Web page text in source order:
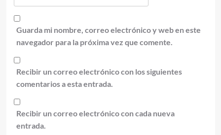
Guarda mi nombre, correo electrónico y web en este
navegador para la próxima vez que comente.
Recibir un correo electrónico con los siguientes
comentarios a esta entrada.
Recibir un correo electrónico con cada nueva
entrada.